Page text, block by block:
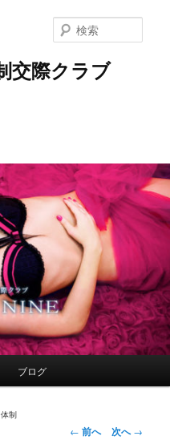
交際クラブ
索
ブログ
制
投
← 前へ 次へ→